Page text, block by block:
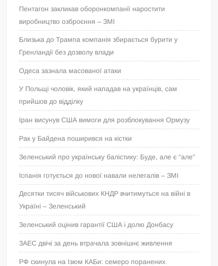
Пентагон закликав оборонкомпанії наростити
виробництво озброєння – ЗМІ
Близька до Трампа компанія збирається бурити у
Гренландії без дозволу влади
Одеса зазнала масованої атаки
У Польщі чоловік, який нападав на українців, сам
прийшов до відділку
Іран висунув США вимоги для розблокування Ормузу
Рак у Байдена поширився на кістки
Зеленський про українську балістику: Буде, але є “але”
Іспанія готується до нової навали нелегалів – ЗМІ
Десятки тисяч військових КНДР вчитимуться на війні в
Україні – Зеленський
Зеленський оцінив гарантії США і долю Донбасу
ЗАЕС двічі за день втрачала зовнішнє живлення
РФ скинула на Ізюм КАБи: семеро поранених